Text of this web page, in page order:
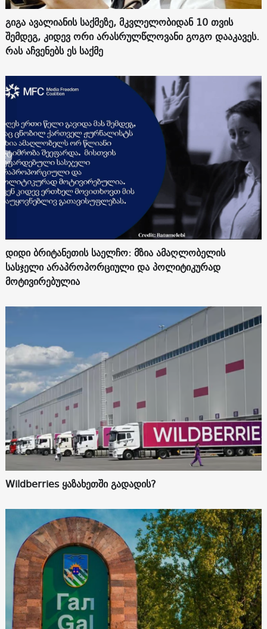
გიგა ავალიანის საქმეზე, მკვლელობიდან 10 თვის
შემდეგ, კიდევ ორი არასრულწლოვანი გოგო დააკავეს.
რას აჩვენებს ეს საქმე
დიდი ბრიტანეთის საელჩო: მზია ამაღლობელის
სასჯელი არაპროპორციული და პოლიტიკურად
მოტივირებულია
Wildberries ყაზახეთში გადადის?